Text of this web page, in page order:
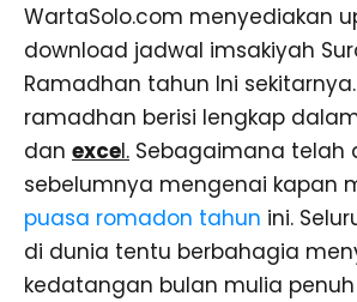
WartaSolo.com menyediakan
download jadwal imsakiyah
Ramadhan tahun Ini
ramadhan berisi lengkap
dan excel. Sebagaimana telah
sebelumnya mengenai kapan
puasa romadon tahun ini.
di dunia tentu berbahagia
kedatangan bulan mulia penuh